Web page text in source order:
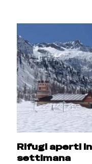
Rifugi aperti
settimana